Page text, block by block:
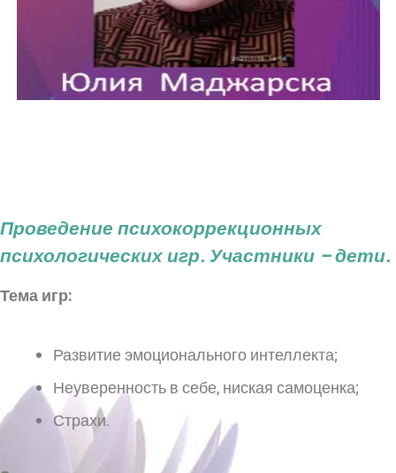
Проведение психокоррекционных
психологических игр. Участники – дети.
Тема игр:
Развитие эмоционального интеллекта;
Неуверенность в себе, ниская самоценка;
Страхи.